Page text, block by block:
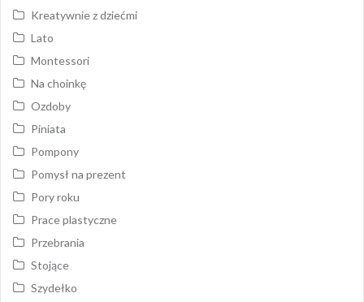
Kreatywnie z dziećmi
Lato
Montessori
Na choinkę
Ozdoby
Piniata
Pompony
Pomysł na prezent
Pory roku
Prace plastyczne
Przebrania
Stojące
Szydełko